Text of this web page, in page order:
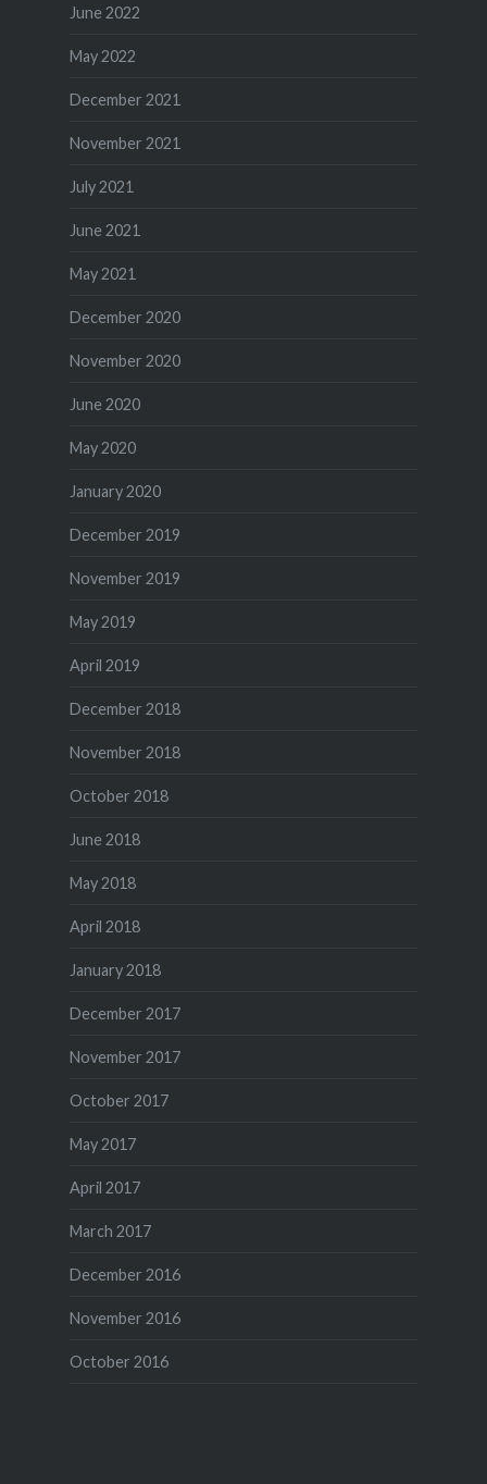
June 2022
May 2022
December 2021
November 2021
July 2021
June 2021
May 2021
December 2020
November 2020
June 2020
May 2020
January 2020
December 2019
November 2019
May 2019
April 2019
December 2018
November 2018
October 2018
June 2018
May 2018
April 2018
January 2018
December 2017
November 2017
October 2017
May 2017
April 2017
March 2017
December 2016
November 2016
October 2016